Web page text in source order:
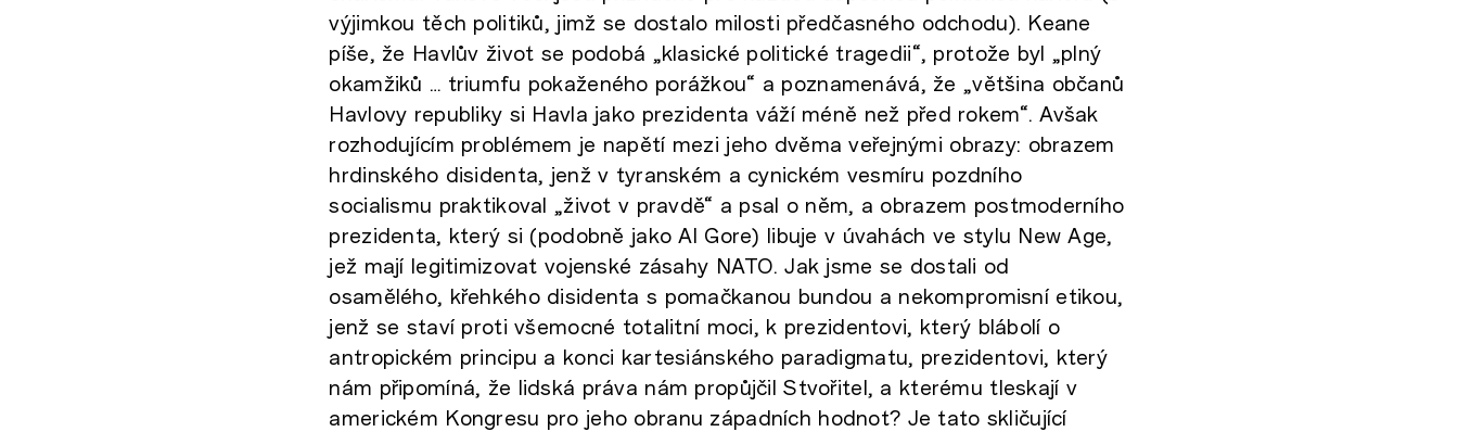
výjimkou těch politiků, jimž se dostalo milosti předčasného odchodu). Keane
píše, že Havlův život se podobá „klasické politické tragedii“, protože byl „plný
okamžiků … triumfu pokaženého porážkou“ a poznamenává, že „většina občanů
Havlovy republiky si Havla jako prezidenta váží méně než před rokem“. Avšak
rozhodujícím problémem je napětí mezi jeho dvěma veřejnými obrazy: obrazem
hrdinského disidenta, jenž v tyranském a cynickém vesmíru pozdního
socialismu praktikoval „život v pravdě“ a psal o něm, a obrazem postmoderního
prezidenta, který si (podobně jako Al Gore) libuje v úvahách ve stylu New Age,
jež mají legitimizovat vojenské zásahy NATO. Jak jsme se dostali od
osamělého, křehkého disidenta s pomačkanou bundou a nekompromisní etikou,
jenž se staví proti všemocné totalitní moci, k prezidentovi, který blábolí o
antropickém principu a konci kartesiánského paradigmatu, prezidentovi, který
nám připomíná, že lidská práva nám propůjčil Stvořitel, a kterému tleskají v
americkém Kongresu pro jeho obranu západních hodnot? Je tato skličující